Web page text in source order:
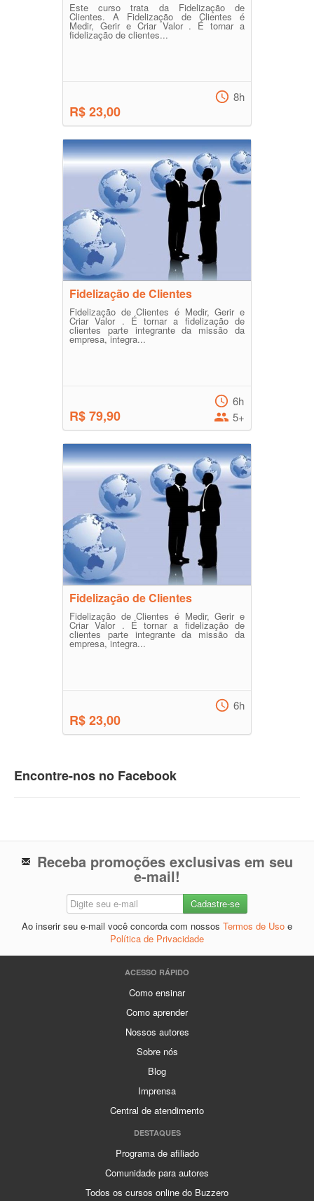
Este curso trata da Fidelização de
Clientes. A Fidelização de Clientes é
Medir, Gerir e Criar Valor . É tornar a
fidelização de clientes...
R$ 23,00
8h
Fidelização de Clientes
Fidelização de Clientes é Medir, Gerir e
Criar Valor . É tornar a fidelização de
clientes parte integrante da missão da
empresa, integra...
R$ 79,90
6h
5+
Fidelização de Clientes
Fidelização de Clientes é Medir, Gerir e
Criar Valor . É tornar a fidelização de
clientes parte integrante da missão da
empresa, integra...
R$ 23,00
6h
Encontre-nos no Facebook
Receba promoções exclusivas em seu
e-mail!
Ao inserir seu e-mail você concorda com nossos Termos de Uso e
Política de Privacidade
ACESSO RÁPIDO
Como ensinar
Como aprender
Nossos autores
Sobre nós
Blog
Imprensa
Central de atendimento
DESTAQUES
Programa de afiliado
Comunidade para autores
Todos os cursos online do Buzzero